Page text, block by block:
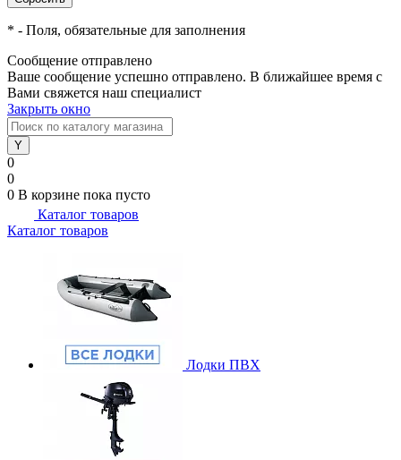
* - Поля, обязательные для заполнения
Сообщение отправлено
Ваше сообщение успешно отправлено. В ближайшее время с
Вами свяжется наш специалист
Закрыть окно
0
0
0 В корзине пока пусто
Каталог товаров
Каталог товаров
Лодки ПВХ